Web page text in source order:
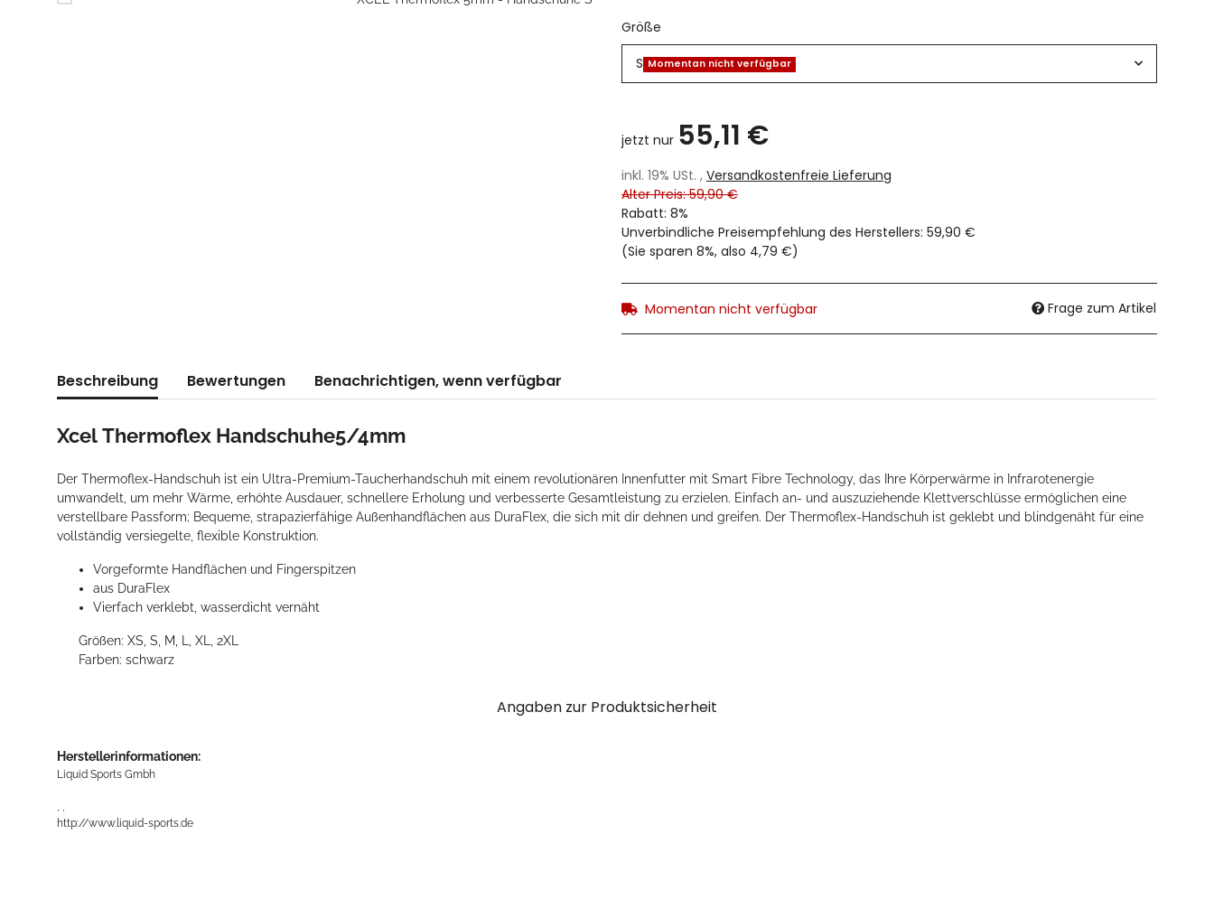
Größe
S Momentan nicht verfügbar
jetzt nur 55,11 €
inkl. 19% USt. , Versandkostenfreie Lieferung
Alter Preis: 59,90 €
Rabatt: 8%
Unverbindliche Preisempfehlung des Herstellers: 59,90 €
(Sie sparen 8%, also 4,79 €)
Momentan nicht verfügbar Frage zum Artikel
weitere Registerkarten anzeigen
Beschreibung Bewertungen Benachrichtigen, wenn verfügbar
Xcel Thermoflex Handschuhe5/4mm
Der Thermoflex-Handschuh ist ein Ultra-Premium-Taucherhandschuh mit einem revolutionären Innenfutter mit Smart Fibre Technology, das Ihre Körperwärme in Infrarotenergie
umwandelt, um mehr Wärme, erhöhte Ausdauer, schnellere Erholung und verbesserte Gesamtleistung zu erzielen. Einfach an- und auszuziehende Klettverschlüsse ermöglichen eine
verstellbare Passform; Bequeme, strapazierfähige Außenhandflächen aus DuraFlex, die sich mit dir dehnen und greifen. Der Thermoflex-Handschuh ist geklebt und blindgenäht für eine
vollständig versiegelte, flexible Konstruktion.
Vorgeformte Handflächen und Fingerspitzen
aus DuraFlex
Vierfach verklebt, wasserdicht vernäht
Größen: XS, S, M, L, XL, 2XL
Farben: schwarz
Angaben zur Produktsicherheit
Herstellerinformationen:
Liquid Sports Gmbh
, ,
http://www.liquid-sports.de